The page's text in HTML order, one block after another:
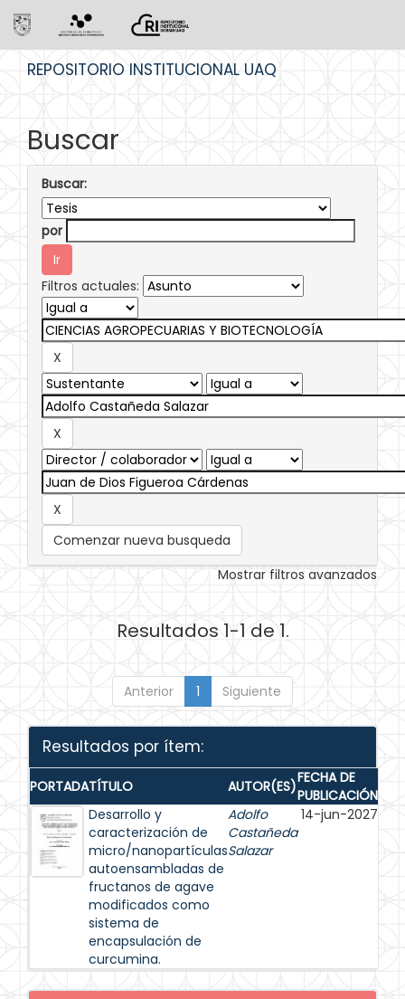
REPOSITORIO INSTITUCIONAL UAQ
Buscar
Buscar:
por
Filtros actuales:
Comenzar nueva busqueda
Mostrar filtros avanzados
Resultados 1-1 de 1.
Anterior 1 Siguiente
Resultados por ítem:
PORTADATÍTULO AUTOR(ES)FECHA DE
PUBLICACIÓN
Desarrollo y
caracterización de
micro/nanopartículas
autoensambladas de
fructanos de agave
modificados como
sistema de
encapsulación de
curcumina.
Adolfo
Castañeda
Salazar
14-jun-2027